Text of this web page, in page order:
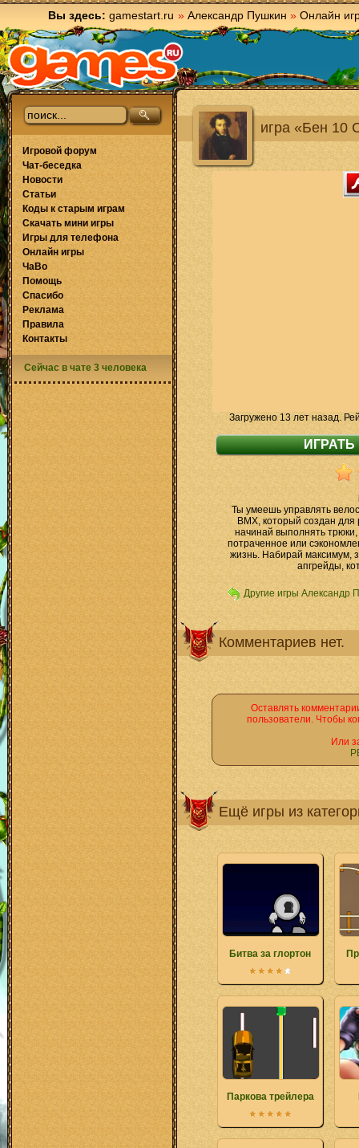
Вы здесь: gamestart.ru » Александр Пушкин » Онлайн
игра «Бен 10
Загружено 13 лет назад.
Ты умеешь управлять
BMX, который создан
начинай выполнять
потраченное или
жизнь. Набирай максимум,
апгрейды,
Другие игры Александр
Комментариев нет.
Оставлять
пользователи. Чтобы
Или
Ещё игры из
Битва за глортон
Паркова трейлера
Игровой форум
Чат-беседка
Новости
Статьи
Коды к старым играм
Скачать мини игры
Игры для телефона
Онлайн игры
ЧаВо
Помощь
Спасибо
Реклама
Правила
Контакты
Сейчас в чате 3 человека